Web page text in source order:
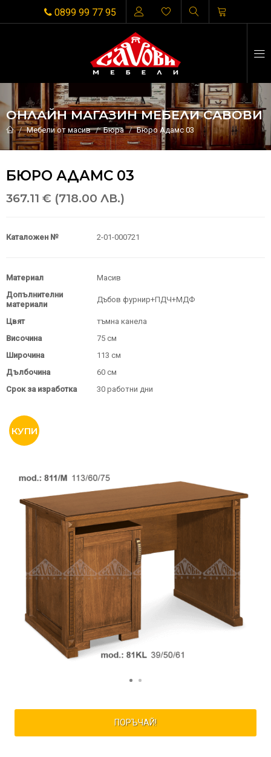
0899 99 77 95
ОНЛАЙН МАГАЗИН МЕБЕЛИ САВОВИ
Мебели от масив Бюра Бюро Адамс 03
БЮРО АДАМС 03
367.11 € (718.00 ЛВ.)
Каталожен № 2-01-000721
Материал
Масив
Допълнителни
материали
Дъбов фурнир+ПДЧ+МДФ
Цвят
тъмна канела
Височина
75 см
Широчина
113 см
Дълбочина
60 см
Срок за изработка
30 работни дни
ПОРЪЧАЙ!